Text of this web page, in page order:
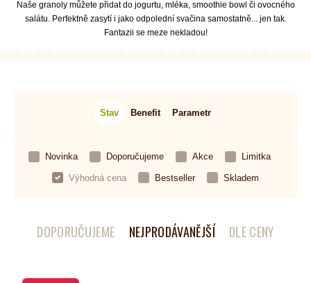
Naše granoly můžete přidat do jogurtu, mléka, smoothie bowl či ovocného
salátu. Perfektně zasytí i jako odpolední svačina samostatně... jen tak.
Fantazii se meze nekladou!
Stav Benefit Parametr
Novinka Doporučujeme Akce Limitka
Výhodná cena Bestseller Skladem
DOPORUČUJEME NEJPRODÁVANĚJŠÍ DLE CENY